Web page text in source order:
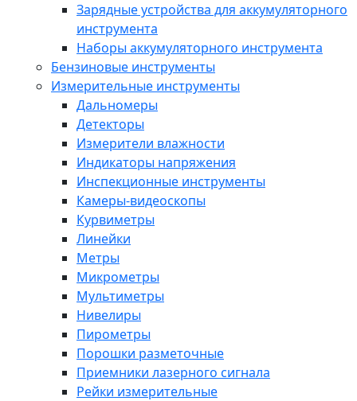
Зарядные устройства для аккумуляторного
инструмента
Наборы аккумуляторного инструмента
Бензиновые инструменты
Измерительные инструменты
Дальномеры
Детекторы
Измерители влажности
Индикаторы напряжения
Инспекционные инструменты
Камеры-видеоскопы
Курвиметры
Линейки
Метры
Микрометры
Мультиметры
Нивелиры
Пирометры
Порошки разметочные
Приемники лазерного сигнала
Рейки измерительные